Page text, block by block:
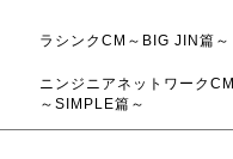
ラシンクCM～BIG JIN篇～
ニンジニアネットワークCM
～SIMPLE篇～